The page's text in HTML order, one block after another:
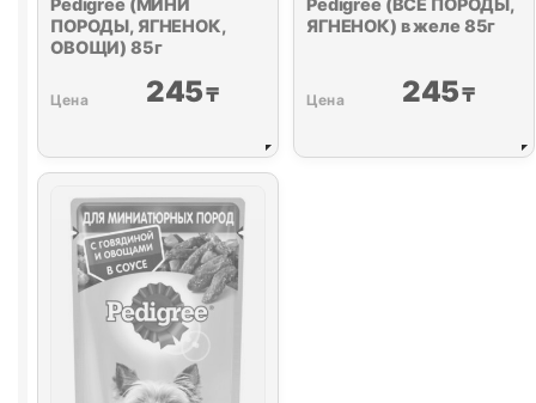
Pedigree (МИНИ
ПОРОДЫ, ЯГНЕНОК,
ОВОЩИ) 85г
245₸
Pedigree (ВСЕ ПОРОДЫ,
ЯГНЕНОК) в желе 85г
245₸